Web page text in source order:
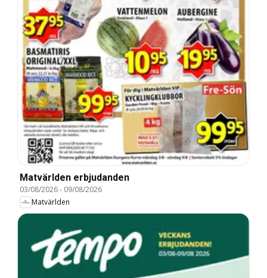
Matvärlden erbjudanden
03/08/2026- 09/08/2026
Matvärlden